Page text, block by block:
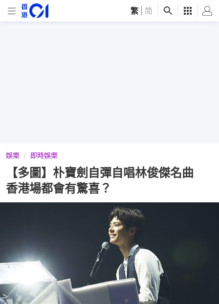
繁 简
娛樂 即時娛樂
【多圖】朴寶劍自彈自唱林俊傑名曲
香港場都會有驚喜？